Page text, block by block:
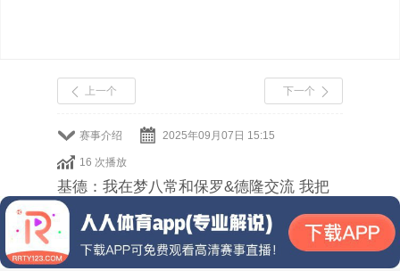
赛事介绍 2025年09月07日 15:15
16 次播放
上一个 下一个
基德：我在梦八常和保罗&德隆交流 我把
火炬和佳得乐都递给了他们